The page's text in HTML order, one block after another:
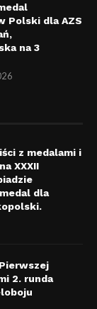
Polski dla AZS
na 3
z medalami i
XXXII
dla
2. runda